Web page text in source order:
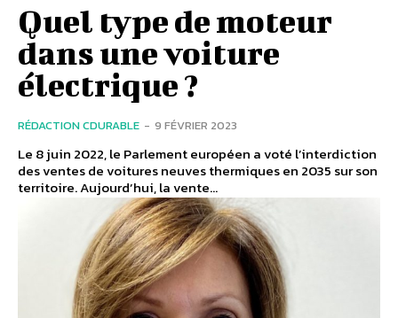
Quel type de moteur
dans une voiture
électrique ?
RÉDACTION CDURABLE - 9 FÉVRIER 2023
Le 8 juin 2022, le Parlement européen a voté l’interdiction
des ventes de voitures neuves thermiques en 2035 sur son
territoire. Aujourd’hui, la vente...